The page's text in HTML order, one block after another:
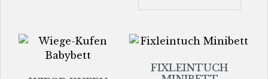
FIXLEINTUCH